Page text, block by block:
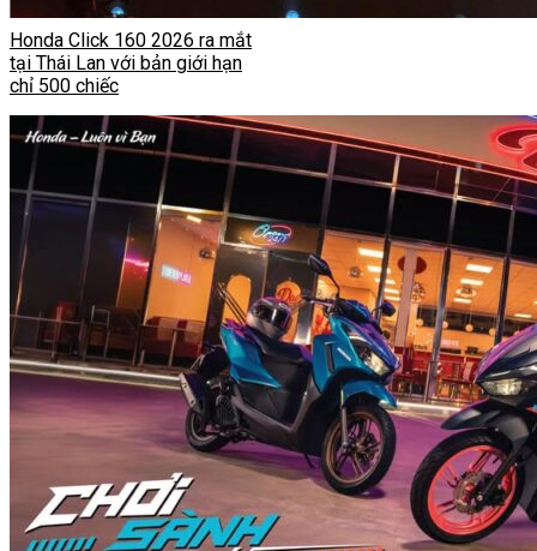
Honda Click 160 2026 ra mắt
tại Thái Lan với bản giới hạn
chỉ 500 chiếc